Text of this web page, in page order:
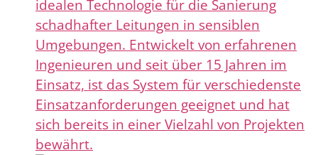
idealen Technologie für die Sanierung
schadhafter Leitungen in sensiblen
Umgebungen. Entwickelt von erfahrenen
Ingenieuren und seit über 15 Jahren im
Einsatz, ist das System für verschiedenste
Einsatzanforderungen geeignet und hat
sich bereits in einer Vielzahl von Projekten
bewährt.